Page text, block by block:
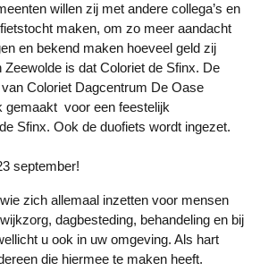
willen zij met andere collega’s en
maken, om zo meer aandacht
en bekend maken hoeveel geld zij
is dat Coloriet de Sfinx. De
Coloriet Dagcentrum De Oase
gemaakt voor een feestelijk
Sfinx. Ook de duofiets wordt ingezet.
september!
dagbesteding, behandeling en bij
u ook in uw omgeving. Als hart
die hiermee te maken heeft.